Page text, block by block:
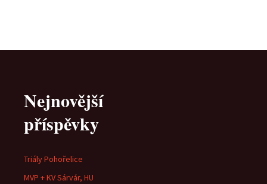
Nejnovější
příspěvky
Triály Pohořelice
MVP + KV Sárvár, HU